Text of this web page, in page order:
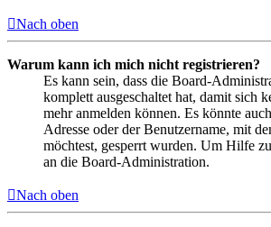
Nach oben
Warum kann ich mich nicht registrieren?
Es kann sein, dass die Board-
komplett ausgeschaltet hat, damit sich
mehr anmelden können. Es könnte
Adresse oder der Benutzername, mit
möchtest, gesperrt wurden. Um Hilfe
an die Board-Administration.
Nach oben